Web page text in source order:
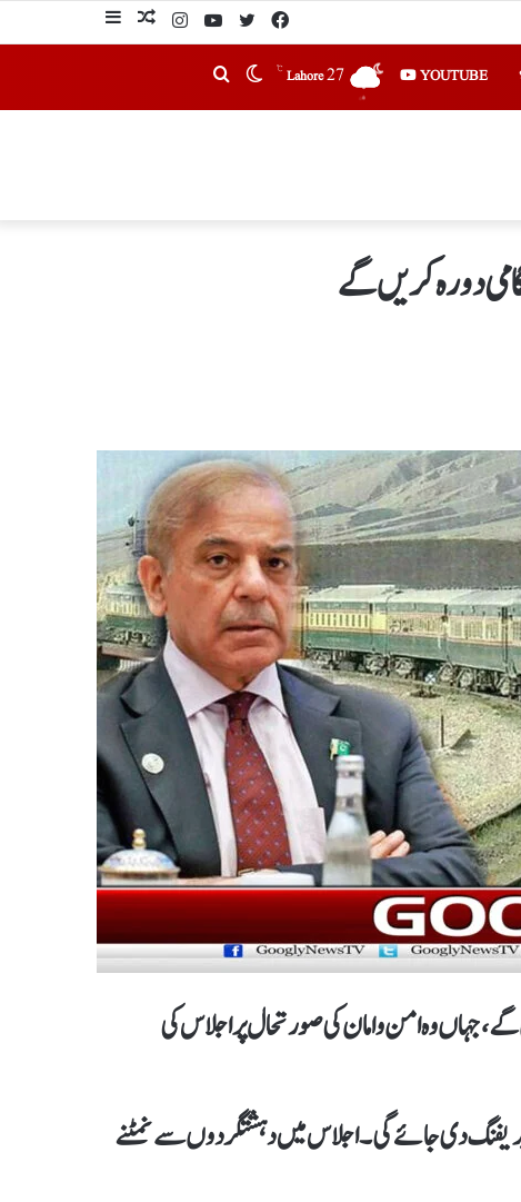
YOUTUBE
Lahore27
℃
دورہ کریں گے
جہاں وہ امن و امان کی صورتحال پر اجلاس کی
بریفنگ دی جائے گی۔اجلاس میں دہشتگردوں سے نمٹنے